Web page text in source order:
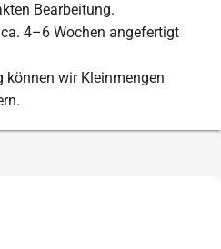
Bearbeitung.
4–6 Wochen angefertigt
können wir Kleinmengen